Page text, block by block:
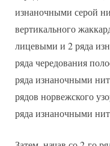
изнаночными серой
вертикального
лицевыми и 2 ряда
ряда чередования
ряда изнаночными
рядов норвежского
ряда изнаночными